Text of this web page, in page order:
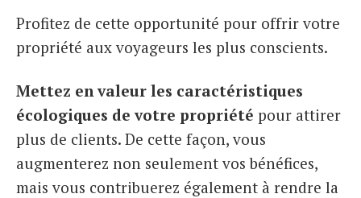
Profitez de cette opportunité pour offrir votre
propriété aux voyageurs les plus conscients.
Mettez en valeur les caractéristiques
écologiques de votre propriété pour attirer
plus de clients. De cette façon, vous
augmenterez non seulement vos bénéfices,
mais vous contribuerez également à rendre la